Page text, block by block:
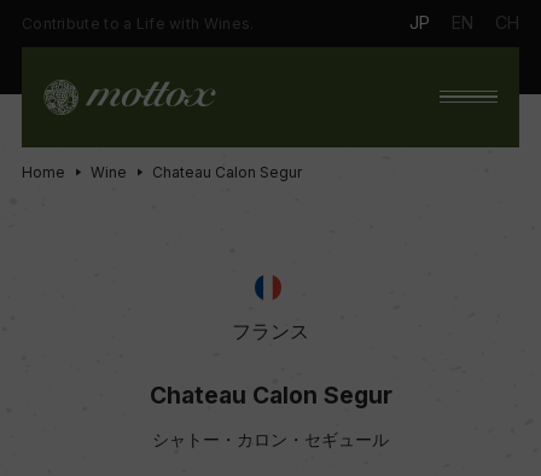
Contribute to a Life with Wines. JP EN CH
Home Wine Chateau Calon Segur
フランス
Chateau Calon Segur
シャトー・カロン・セギュール